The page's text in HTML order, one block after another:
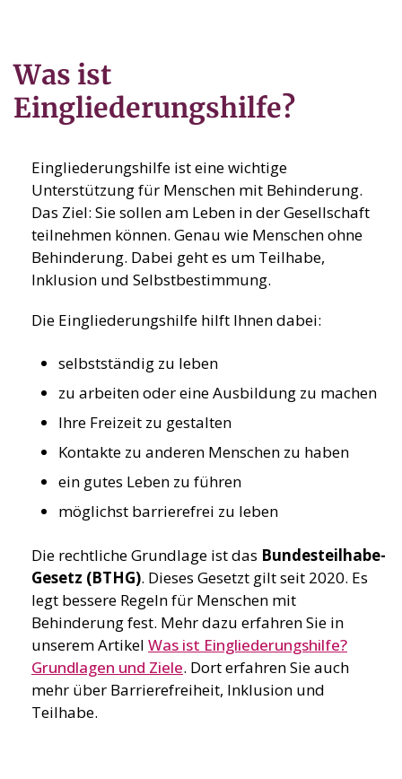
Was ist
Eingliederungshilfe?
Eingliederungshilfe ist eine wichtige
Unterstützung für Menschen mit Behinderung.
Das Ziel: Sie sollen am Leben in der Gesellschaft
teilnehmen können. Genau wie Menschen ohne
Behinderung. Dabei geht es um Teilhabe,
Inklusion und Selbstbestimmung.
Die Eingliederungshilfe hilft Ihnen dabei:
selbstständig zu leben
zu arbeiten oder eine Ausbildung zu machen
Ihre Freizeit zu gestalten
Kontakte zu anderen Menschen zu haben
ein gutes Leben zu führen
möglichst barrierefrei zu leben
Die rechtliche Grundlage ist das Bundesteilhabe-
Gesetz (BTHG). Dieses Gesetzt gilt seit 2020. Es
legt bessere Regeln für Menschen mit
Behinderung fest. Mehr dazu erfahren Sie in
unserem Artikel Was ist Eingliederungshilfe?
Grundlagen und Ziele. Dort erfahren Sie auch
mehr über Barrierefreiheit, Inklusion und
Teilhabe.